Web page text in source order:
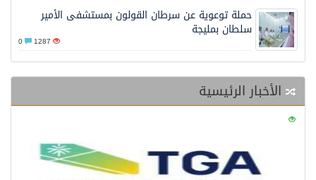
حملة توعوية عن سرطان القولون بمستشفى الأمير
سلطان بمليجة
1287
الأخبار الرئيسية
121